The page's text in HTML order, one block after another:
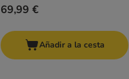
69,99 €
Añadir a la cesta